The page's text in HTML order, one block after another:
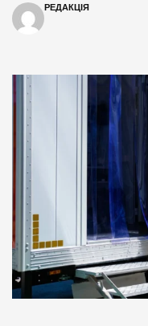
РЕДАКЦІЯ